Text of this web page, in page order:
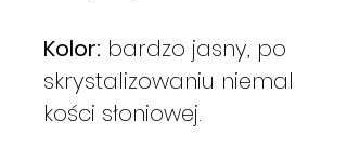
Kolor: bardzo jasny, po
skrystalizowaniu niemal
kości słoniowej.